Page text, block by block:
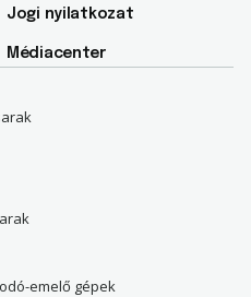
Jogi nyilatkozat
Médiacenter
emelő gépek